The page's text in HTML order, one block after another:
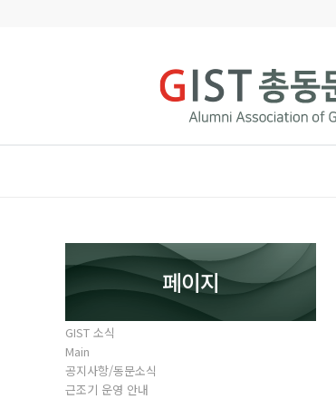
페이지
GIST 소식
Main
공지사항/동문소식
근조기 운영 안내